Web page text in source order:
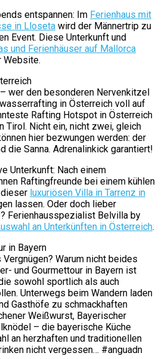
entspannen: Im Ferienhaus mit
in Lloseta wird der Männertrip zu
Event. Diese Unterkunft und
und Ferienhäuser auf Mallorca
Website.
wer den besonderen Nervenkitzel
in Österreich voll auf
Rafting Hotspot in Österreich
Tirol. Nicht ein, nicht zwei, gleich
hier bezwungen werden: der
die Sanna. Adrenalinkick garantiert!
Unterkunft: Nach einem
Raftingfreunde bei einem kühlen
luxuriösen Villa in Tarrenz in
lassen. Oder doch lieber
Ferienhausspezialist Belvilla by
an Unterkünften in Österreich.
in Bayern
Warum nicht beides
und Gourmettour in Bayern ist
sowohl sportlich als auch
Unterwegs beim Wandern laden
Gasthöfe zu schmackhaften
Weißwurst, Bayerischer
– die bayerische Küche
an herzhaften und traditionellen
nicht vergessen… #anguadn